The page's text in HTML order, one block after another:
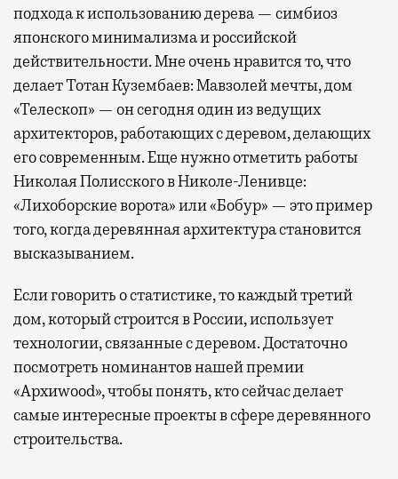
подхода к использованию дерева — симбиоз
японского минимализма и российской
действительности. Мне очень нравится то, что
делает Тотан Кузембаев: Мавзолей мечты, дом
«Телескоп» — он сегодня один из ведущих
архитекторов, работающих с деревом, делающих
его современным. Еще нужно отметить работы
Николая Полисского в Николе-Ленивце:
«Лихоборские ворота» или «Бобур» — это пример
того, когда деревянная архитектура становится
высказыванием.
Если говорить о статистике, то каждый третий
дом, который строится в России, использует
технологии, связанные с деревом. Достаточно
посмотреть номинантов нашей премии
«Архиwood», чтобы понять, кто сейчас делает
самые интересные проекты в сфере деревянного
строительства.